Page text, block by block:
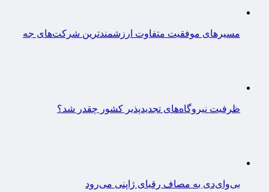
مسیرهای موفقیت متفاوت ارزشمندترین شرکت‌های جه
ظرفیت نیروگاه‌های تجدیدپذیر کشور چقدر شد؟
بی‌وای‌دی به مصاف رقبای ژاپنی می‌رود